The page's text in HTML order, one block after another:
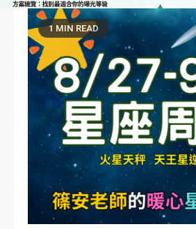
1 MIN READ